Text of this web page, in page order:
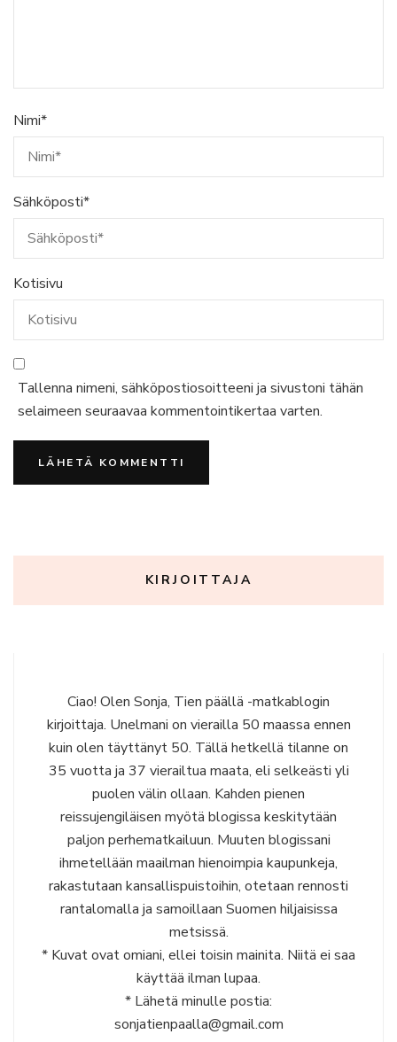
Nimi*
Sähköposti*
Kotisivu
Tallenna nimeni, sähköpostiosoitteeni ja sivustoni tähän
selaimeen seuraavaa kommentointikertaa varten.
KIRJOITTAJA
Ciao! Olen Sonja, Tien päällä -matkablogin
kirjoittaja. Unelmani on vierailla 50 maassa ennen
kuin olen täyttänyt 50. Tällä hetkellä tilanne on
35 vuotta ja 37 vierailtua maata, eli selkeästi yli
puolen välin ollaan. Kahden pienen
reissujengiläisen myötä blogissa keskitytään
paljon perhematkailuun. Muuten blogissani
ihmetellään maailman hienoimpia kaupunkeja,
rakastutaan kansallispuistoihin, otetaan rennosti
rantalomalla ja samoillaan Suomen hiljaisissa
metsissä.
* Kuvat ovat omiani, ellei toisin mainita. Niitä ei saa
käyttää ilman lupaa.
* Lähetä minulle postia:
sonjatienpaalla@gmail.com